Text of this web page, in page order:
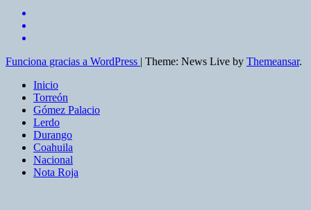
Funciona gracias a WordPress | Theme: News Live by Themeansar.
Inicio
Torreón
Gómez Palacio
Lerdo
Durango
Coahuila
Nacional
Nota Roja